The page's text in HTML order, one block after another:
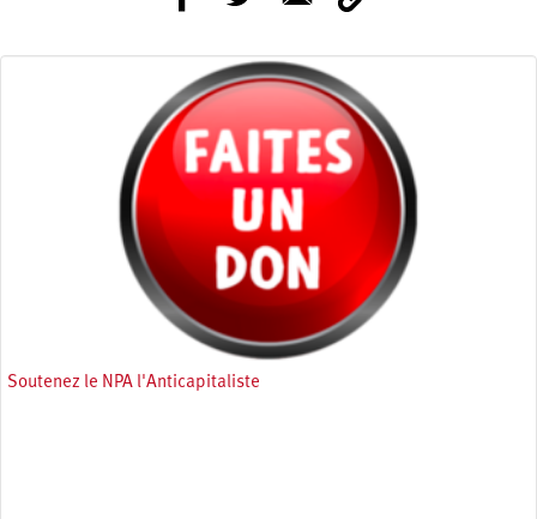
Soutenez le NPA l'Anticapitaliste